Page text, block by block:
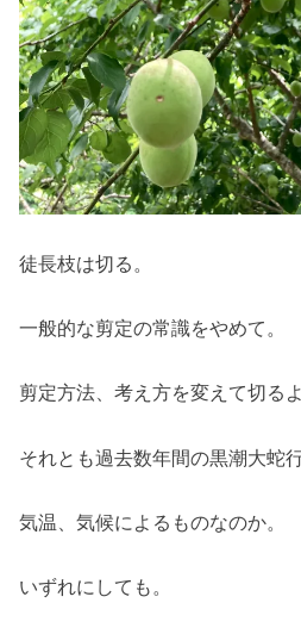
徒長枝は切る。
一般的な剪定の常識をやめて。
剪定方法、考え方を変えて切る
それとも過去数年間の黒潮大蛇行
気温、気候によるものなのか。
いずれにしても。